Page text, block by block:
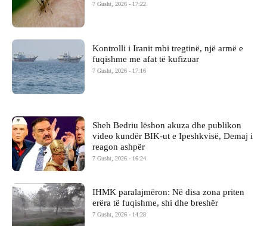
7 Gusht, 2026 - 17:22
Kontrolli i Iranit mbi tregtinë, një armë e
fuqishme me afat të kufizuar
7 Gusht, 2026 - 17:16
Sheh Bedriu lëshon akuza dhe publikon
video kundër BIK-ut e Ipeshkvisë, Demaj i
reagon ashpër
7 Gusht, 2026 - 16:24
IHMK paralajmëron: Në disa zona priten
erëra të fuqishme, shi dhe breshër
7 Gusht, 2026 - 14:28